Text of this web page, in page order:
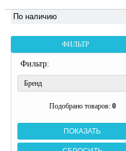
ФИЛЬТР
Фильтр:
Бренд
Подобрано товаров: 0